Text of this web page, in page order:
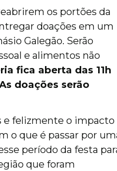
os portões da
doações em um
Galegão. Serão
e alimentos não
fica aberta das 11h
doações serão
e felizmente o impacto
o que é passar por
período da festa
que foram